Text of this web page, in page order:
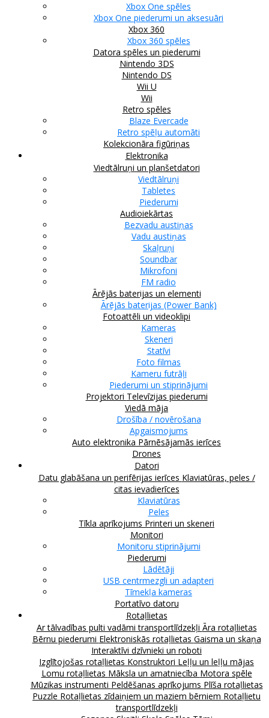
Xbox One spēles
Xbox One piederumi un aksesuāri
Xbox 360
Xbox 360 spēles
Datora spēles un piederumi
Nintendo 3DS
Nintendo DS
Wii U
Wii
Retro spēles
Blaze Evercade
Retro spēļu automāti
Kolekcionāra figūriņas
Elektronika
Viedtālruņi un planšetdatori
Viedtālruņi
Tabletes
Piederumi
Audioiekārtas
Bezvadu austiņas
Vadu austiņas
Skaļruņi
Soundbar
Mikrofoni
FM radio
Ārējās baterijas un elementi
Ārējās baterijas (Power Bank)
Fotoattēli un videoklipi
Kameras
Skeneri
Statīvi
Foto filmas
Kameru futrāļi
Piederumi un stiprinājumi
Projektori Televīzijas piederumi
Viedā māja
Drošība / novērošana
Apgaismojums
Auto elektronika Pārnēsājamās ierīces
Drones
Datori
Datu glabāšana un perifērijas ierīces Klaviatūras, peles /
citas ievadierīces
Klaviatūras
Peles
Tīkla aprīkojums Printeri un skeneri
Monitori
Monitoru stiprinājumi
Piederumi
Lādētāji
USB centrmezgli un adapteri
Tīmekļa kameras
Portatīvo datoru
Rotaļlietas
Ar tālvadības pulti vadāmi transportlīdzekļi Āra rotaļlietas
Bērnu piederumi Elektroniskās rotaļlietas Gaisma un skaņa
Interaktīvi dzīvnieki un roboti
Izglītojošas rotaļlietas Konstruktori Leļļu un leļļu mājas
Lomu rotaļlietas Māksla un amatniecība Motora spēle
Mūzikas instrumenti Peldēšanas aprīkojums Plīša rotaļlietas
Puzzle Rotaļlietas zīdaiņiem un maziem bērniem Rotaļlietu
transportlīdzekļi